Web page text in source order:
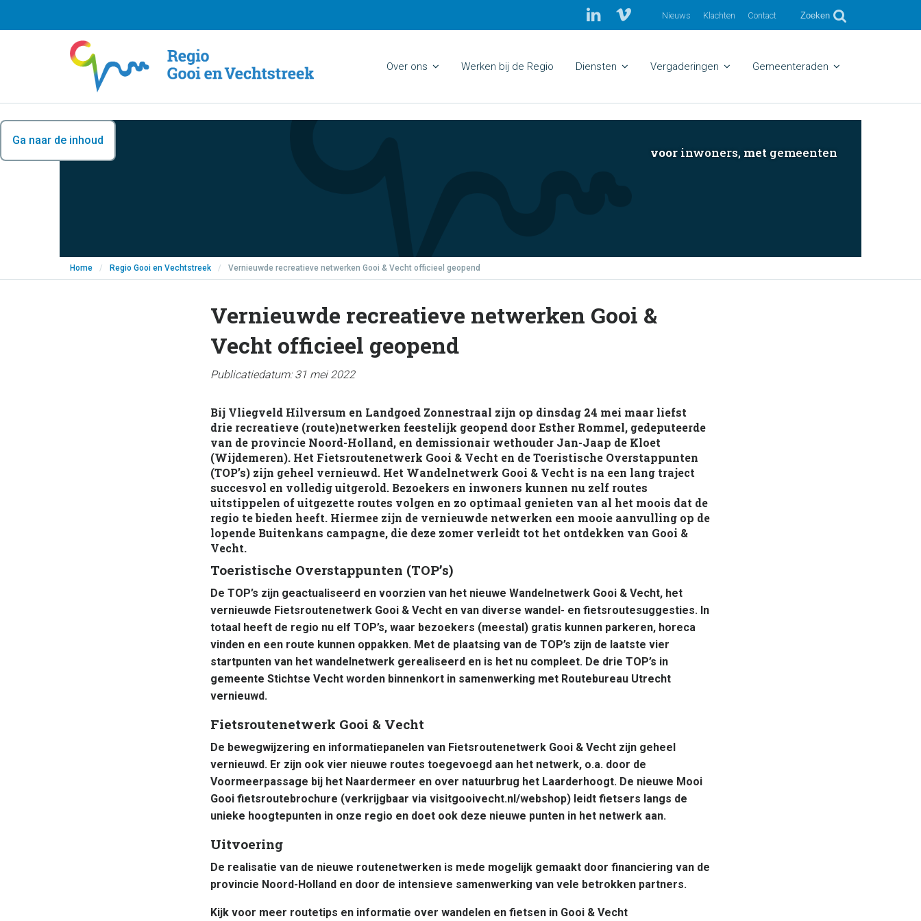
Ga naar de inhoud
Nieuws Klachten Contact Zoeken
Over ons Werken bij de Regio Diensten Vergaderingen Gemeenteraden
voor inwoners, met gemeenten
Home / Regio Gooi en Vechtstreek / Vernieuwde recreatieve netwerken Gooi & Vecht officieel geopend
Vernieuwde recreatieve netwerken Gooi &
Vecht officieel geopend
Publicatiedatum: 31 mei 2022
Bij Vliegveld Hilversum en Landgoed Zonnestraal zijn op dinsdag 24 mei maar liefst
drie recreatieve (route)netwerken feestelijk geopend door Esther Rommel, gedeputeerde
van de provincie Noord-Holland, en demissionair wethouder Jan-Jaap de Kloet
(Wijdemeren). Het Fietsroutenetwerk Gooi & Vecht en de Toeristische Overstappunten
(TOP’s) zijn geheel vernieuwd. Het Wandelnetwerk Gooi & Vecht is na een lang traject
succesvol en volledig uitgerold. Bezoekers en inwoners kunnen nu zelf routes
uitstippelen of uitgezette routes volgen en zo optimaal genieten van al het moois dat de
regio te bieden heeft. Hiermee zijn de vernieuwde netwerken een mooie aanvulling op de
lopende Buitenkans campagne, die deze zomer verleidt tot het ontdekken van Gooi &
Vecht.
Toeristische Overstappunten (TOP’s)
De TOP’s zijn geactualiseerd en voorzien van het nieuwe Wandelnetwerk Gooi & Vecht, het
vernieuwde Fietsroutenetwerk Gooi & Vecht en van diverse wandel- en fietsroutesuggesties. In
totaal heeft de regio nu elf TOP’s, waar bezoekers (meestal) gratis kunnen parkeren, horeca
vinden en een route kunnen oppakken. Met de plaatsing van de TOP’s zijn de laatste vier
startpunten van het wandelnetwerk gerealiseerd en is het nu compleet. De drie TOP’s in
gemeente Stichtse Vecht worden binnenkort in samenwerking met Routebureau Utrecht
vernieuwd.
Fietsroutenetwerk Gooi & Vecht
De bewegwijzering en informatiepanelen van Fietsroutenetwerk Gooi & Vecht zijn geheel
vernieuwd. Er zijn ook vier nieuwe routes toegevoegd aan het netwerk, o.a. door de
Voormeerpassage bij het Naardermeer en over natuurbrug het Laarderhoogt. De nieuwe Mooi
Gooi fietsroutebrochure (verkrijgbaar via visitgooivecht.nl/webshop) leidt fietsers langs de
unieke hoogtepunten in onze regio en doet ook deze nieuwe punten in het netwerk aan.
Uitvoering
De realisatie van de nieuwe routenetwerken is mede mogelijk gemaakt door financiering van de
provincie Noord-Holland en door de intensieve samenwerking van vele betrokken partners.
Kijk voor meer routetips en informatie over wandelen en fietsen in Gooi & Vecht